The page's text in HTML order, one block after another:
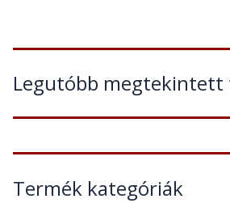
Legutóbb megtekintett
Termék kategóriák